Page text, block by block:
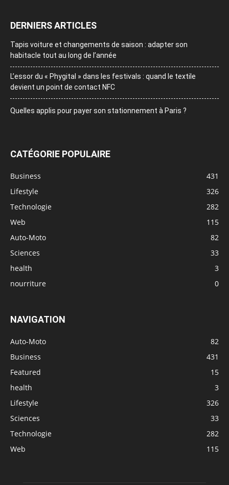
DERNIERS ARTICLES
Tapis voiture et changements de saison : adapter son
habitacle tout au long de l’année
L’essor du « Phygital » dans les festivals : quand le textile
devient un point de contact NFC
Quelles applis pour payer son stationnement à Paris ?
CATÉGORIE POPULAIRE
Business
431
Lifestyle
326
Technologie
282
Web
115
Auto-Moto
82
Sciences
33
health
3
nourriture
0
NAVIGATION
Auto-Moto
82
Business
431
Featured
15
health
3
Lifestyle
326
Sciences
33
Technologie
282
Web
115